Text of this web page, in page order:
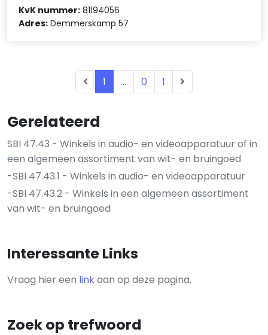
Gerelateerd
SBI 47.43 - Winkels in audio- en videoapparatuur of in
een algemeen assortiment van wit- en bruingoed
-SBI 47.43.1 - Winkels in audio- en videoapparatuur
-SBI 47.43.2 - Winkels in een algemeen assortiment
van wit- en bruingoed
Interessante Links
Vraag hier een linkaan op deze pagina.
Zoek op trefwoord
KvK nummer: 81194056
Adres: Demmerskamp 57
1 ... 0 1